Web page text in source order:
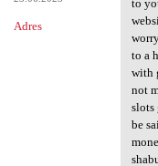
Adres
to
to a
with
not
slots
be